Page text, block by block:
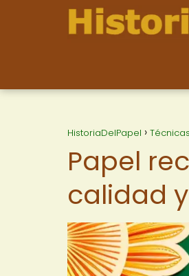
HistoriaDelPapel
Papel
calidad